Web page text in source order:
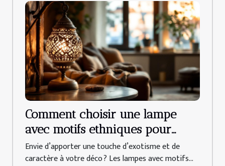
Comment choisir une lampe
avec motifs ethniques pour
votre intérieur ?
Envie d’apporter une touche d’exotisme et de
caractère à votre déco ? Les lampes avec motifs...